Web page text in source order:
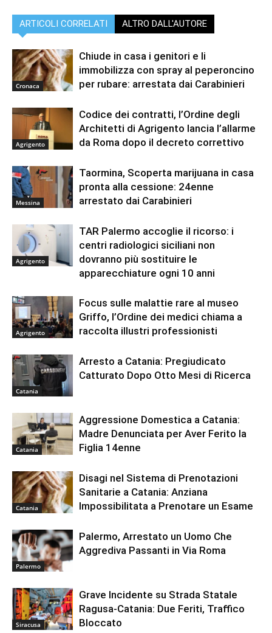
ARTICOLI CORRELATI ALTRO DALL'AUTORE
Cronaca
Chiude in casa i genitori e li
immobilizza con spray al peperoncino
per rubare: arrestata dai Carabinieri
Agrigento
Codice dei contratti, l’Ordine degli
Architetti di Agrigento lancia l’allarme
da Roma dopo il decreto correttivo
Messina
Taormina, Scoperta marijuana in casa
pronta alla cessione: 24enne
arrestato dai Carabinieri
Agrigento
TAR Palermo accoglie il ricorso: i
centri radiologici siciliani non
dovranno più sostituire le
apparecchiature ogni 10 anni
Agrigento
Focus sulle malattie rare al museo
Griffo, l’Ordine dei medici chiama a
raccolta illustri professionisti
Catania
Arresto a Catania: Pregiudicato
Catturato Dopo Otto Mesi di Ricerca
Catania
Aggressione Domestica a Catania:
Madre Denunciata per Aver Ferito la
Figlia 14enne
Catania
Disagi nel Sistema di Prenotazioni
Sanitarie a Catania: Anziana
Impossibilitata a Prenotare un Esame
Palermo
Palermo, Arrestato un Uomo Che
Aggrediva Passanti in Via Roma
Siracusa
Grave Incidente su Strada Statale
Ragusa-Catania: Due Feriti, Traffico
Bloccato